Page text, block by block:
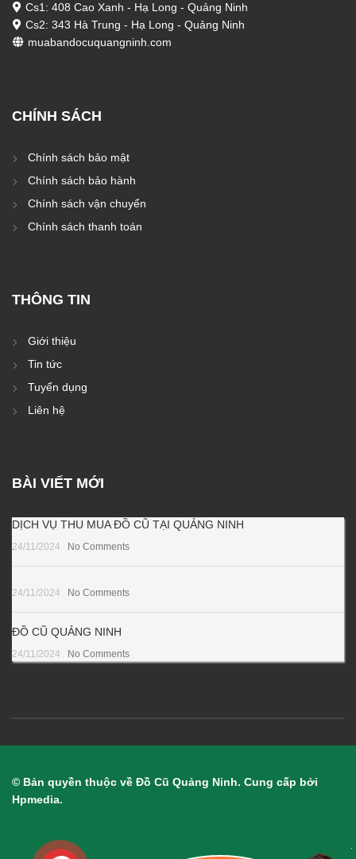
Cs1: 408 Cao Xanh - Hạ Long - Quảng Ninh
Cs2: 343 Hà Trung - Hạ Long - Quảng Ninh
muabandocuquangninh.com
CHÍNH SÁCH
Chính sách bảo mật
Chính sách bảo hành
Chính sách vận chuyển
Chính sách thanh toán
THÔNG TIN
Giới thiệu
Tin tức
Tuyển dụng
Liên hệ
BÀI VIẾT MỚI
DỊCH VỤ THU MUA ĐỒ CŨ TẠI QUẢNG NINH
24/11/2024 No Comments
24/11/2024 No Comments
ĐỒ CŨ QUẢNG NINH
24/11/2024 No Comments
© Bản quyền thuộc về Đồ Cũ Quảng Ninh. Cung cấp bởi
Hpmedia.